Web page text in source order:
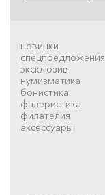
новинки
спецпредложения
эксклюзив
нумизматика
бонистика
фалеристика
филателия
аксессуары